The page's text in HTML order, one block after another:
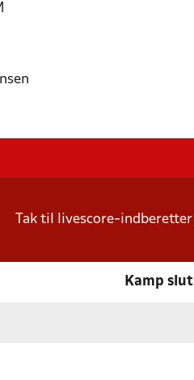
Tak til livescore-indberetter
Kamp slut